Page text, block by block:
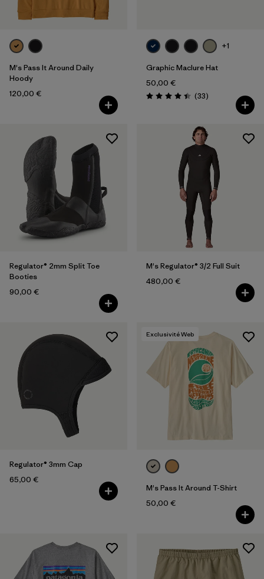
Filtrer par
Famille de produits
Filtrer par
Volume
Filtrer par
Température
M's Pass It Around Daily
Hoody
120,00 €
+1
Graphic Maclure Hat
50,00 €
Évaluation: 4.4 / 5
(33Avis
)
Regulator® 2mm Split Toe
Booties
90,00 €
M's Regulator® 3/2 Full Suit
480,00 €
Regulator® 3mm Cap
65,00 €
Exclusivité Web
M's Pass It Around T-Shirt
50,00 €